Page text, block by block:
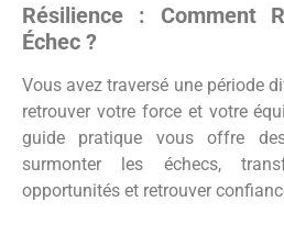
Résilience : Comment
Échec ?
Vous avez traversé une période
retrouver votre force et votre
guide pratique vous offre
surmonter les échecs,
opportunités et retrouver